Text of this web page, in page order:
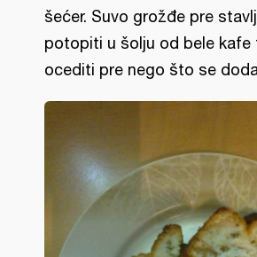
šećer. Suvo grožđe pre
potopiti u šolju od bele
ocediti pre nego što se